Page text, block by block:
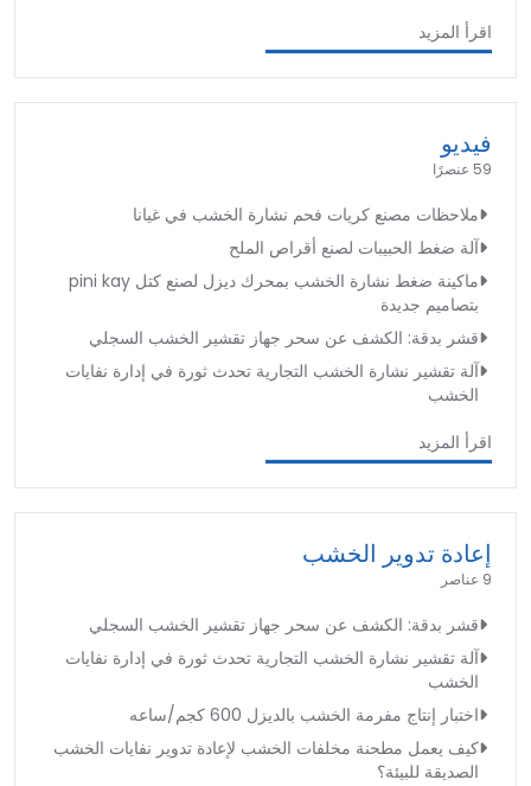
اقرأ المزيد
فيديو
59 عنصرًا
ملاحظات مصنع كريات فحم نشارة الخشب في غيانا
آلة ضغط الحبيبات لصنع أقراص الملح
ماكينة ضغط نشارة الخشب بمحرك ديزل لصنع كتل pini kay
بتصاميم جديدة
قشر بدقة: الكشف عن سحر جهاز تقشير الخشب السجلي
آلة تقشير نشارة الخشب التجارية تحدث ثورة في إدارة نفايات
الخشب
اقرأ المزيد
إعادة تدوير الخشب
9 عناصر
قشر بدقة: الكشف عن سحر جهاز تقشير الخشب السجلي
آلة تقشير نشارة الخشب التجارية تحدث ثورة في إدارة نفايات
الخشب
اختبار إنتاج مفرمة الخشب بالديزل 600 كجم/ساعه
كيف يعمل مطحنة مخلفات الخشب لإعادة تدوير نفايات الخشب
الصديقة للبيئة؟